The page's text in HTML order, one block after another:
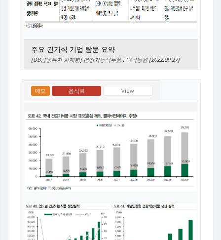
주요 건기식 기업 탐문 요약
[DB금융투자 차재헌] 건강기능식푸품 : 약식동원 [2022.09.27]
메모 음식료 View